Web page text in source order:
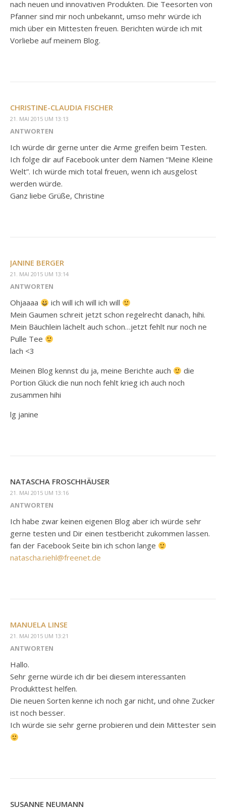
nach neuen und innovativen Produkten. Die Teesorten von
Pfanner sind mir noch unbekannt, umso mehr würde ich
mich über ein Mittesten freuen. Berichten würde ich mit
Vorliebe auf meinem Blog.
CHRISTINE-CLAUDIA FISCHER
21. MAI 2015 UM 13:13
ANTWORTEN
Ich würde dir gerne unter die Arme greifen beim Testen.
Ich folge dir auf Facebook unter dem Namen “Meine Kleine
Welt”. Ich würde mich total freuen, wenn ich ausgelost
werden würde.
Ganz liebe Grüße, Christine
JANINE BERGER
21. MAI 2015 UM 13:14
ANTWORTEN
Ohjaaaa
ich will ich will ich will
Mein Gaumen schreit jetzt schon regelrecht danach, hihi.
Mein Bäuchlein lächelt auch schon…jetzt fehlt nur noch ne
Pulle Tee
lach <3
Meinen Blog kennst du ja, meine Berichte auch
die
Portion Glück die nun noch fehlt krieg ich auch noch
zusammen hihi
lg janine
NATASCHA FROSCHHÄUSER
21. MAI 2015 UM 13:16
ANTWORTEN
Ich habe zwar keinen eigenen Blog aber ich würde sehr
gerne testen und Dir einen testbericht zukommen lassen.
fan der Facebook Seite bin ich schon lange
natascha.riehl@freenet.de
MANUELA LINSE
21. MAI 2015 UM 13:21
ANTWORTEN
Hallo.
Sehr gerne würde ich dir bei diesem interessanten
Produkttest helfen.
Die neuen Sorten kenne ich noch gar nicht, und ohne Zucker
ist noch besser.
Ich würde sie sehr gerne probieren und dein Mittester sein
SUSANNE NEUMANN